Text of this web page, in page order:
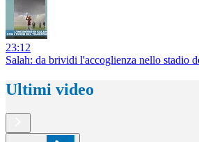
23:12
Salah: da brividi l'accoglienza nello stadio
Ultimi video